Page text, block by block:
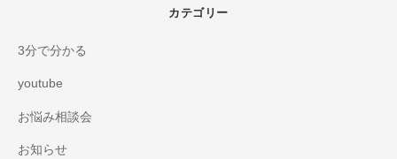
カテゴリー
3分で分かる
youtube
お悩み相談会
お知らせ